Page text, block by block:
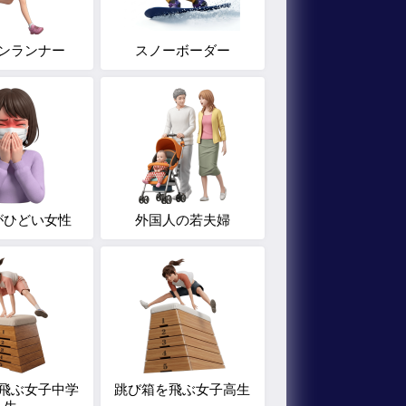
ランナー スノーボーダー
どい女性 外国人の若夫婦
ぶ女子中学
跳び箱を飛ぶ女子高生